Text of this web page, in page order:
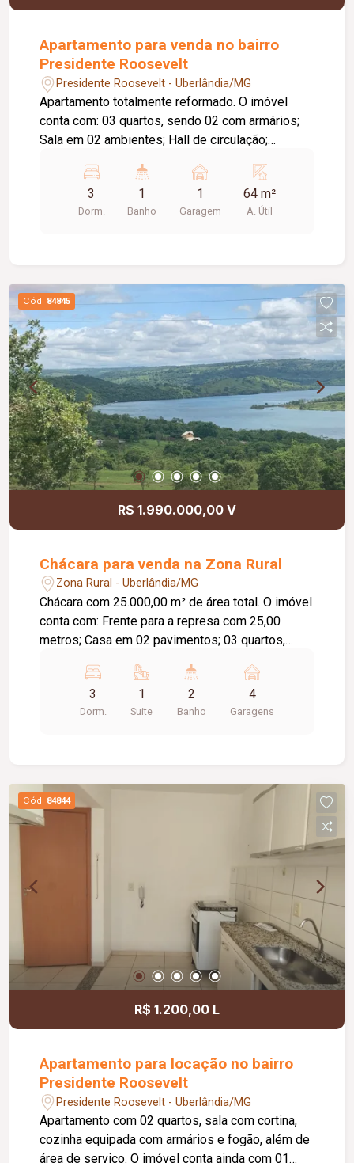
Apartamento para venda no bairro
Presidente Roosevelt
Presidente Roosevelt - Uberlândia/MG
Apartamento totalmente reformado. O imóvel
conta com: 03 quartos, sendo 02 com armários;
Sala em 02 ambientes; Hall de circulação;
planejados; Área de serviço; 01 vaga de garagem;
Diferenciais: Piso em porcelanato e cerâmica;
Acesso por escadas; Aceita pets; Condomínio
3
Dorm.
1
Banho
1
Garagem
64 m²
A. Útil
Cód. 84845
R$ 1.990.000,00 V
Chácara para venda na Zona Rural
Zona Rural - Uberlândia/MG
Chácara com 25.000,00 m² de área total. O imóvel
conta com: Frente para a represa com 25,00
metros; Casa em 02 pavimentos; 03 quartos,
Garagem coberta para 04 carros; Pomar; Poço
artesiano; Casa para caseiro; Energia elétrica;
Internet a cabo; Diferenciais: Documentação
terra.
3
Dorm.
1
Suite
2
Banho
4
Garagens
Cód. 84844
R$ 1.200,00 L
Apartamento para locação no bairro
Presidente Roosevelt
Presidente Roosevelt - Uberlândia/MG
Apartamento com 02 quartos, sala com cortina,
cozinha equipada com armários e fogão, além de
área de serviço. O imóvel conta ainda com 01